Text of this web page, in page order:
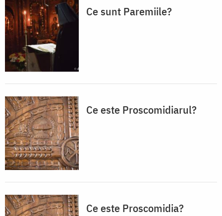
Ce sunt Paremiile?
Ce este Proscomidiarul?
Ce este Proscomidia?